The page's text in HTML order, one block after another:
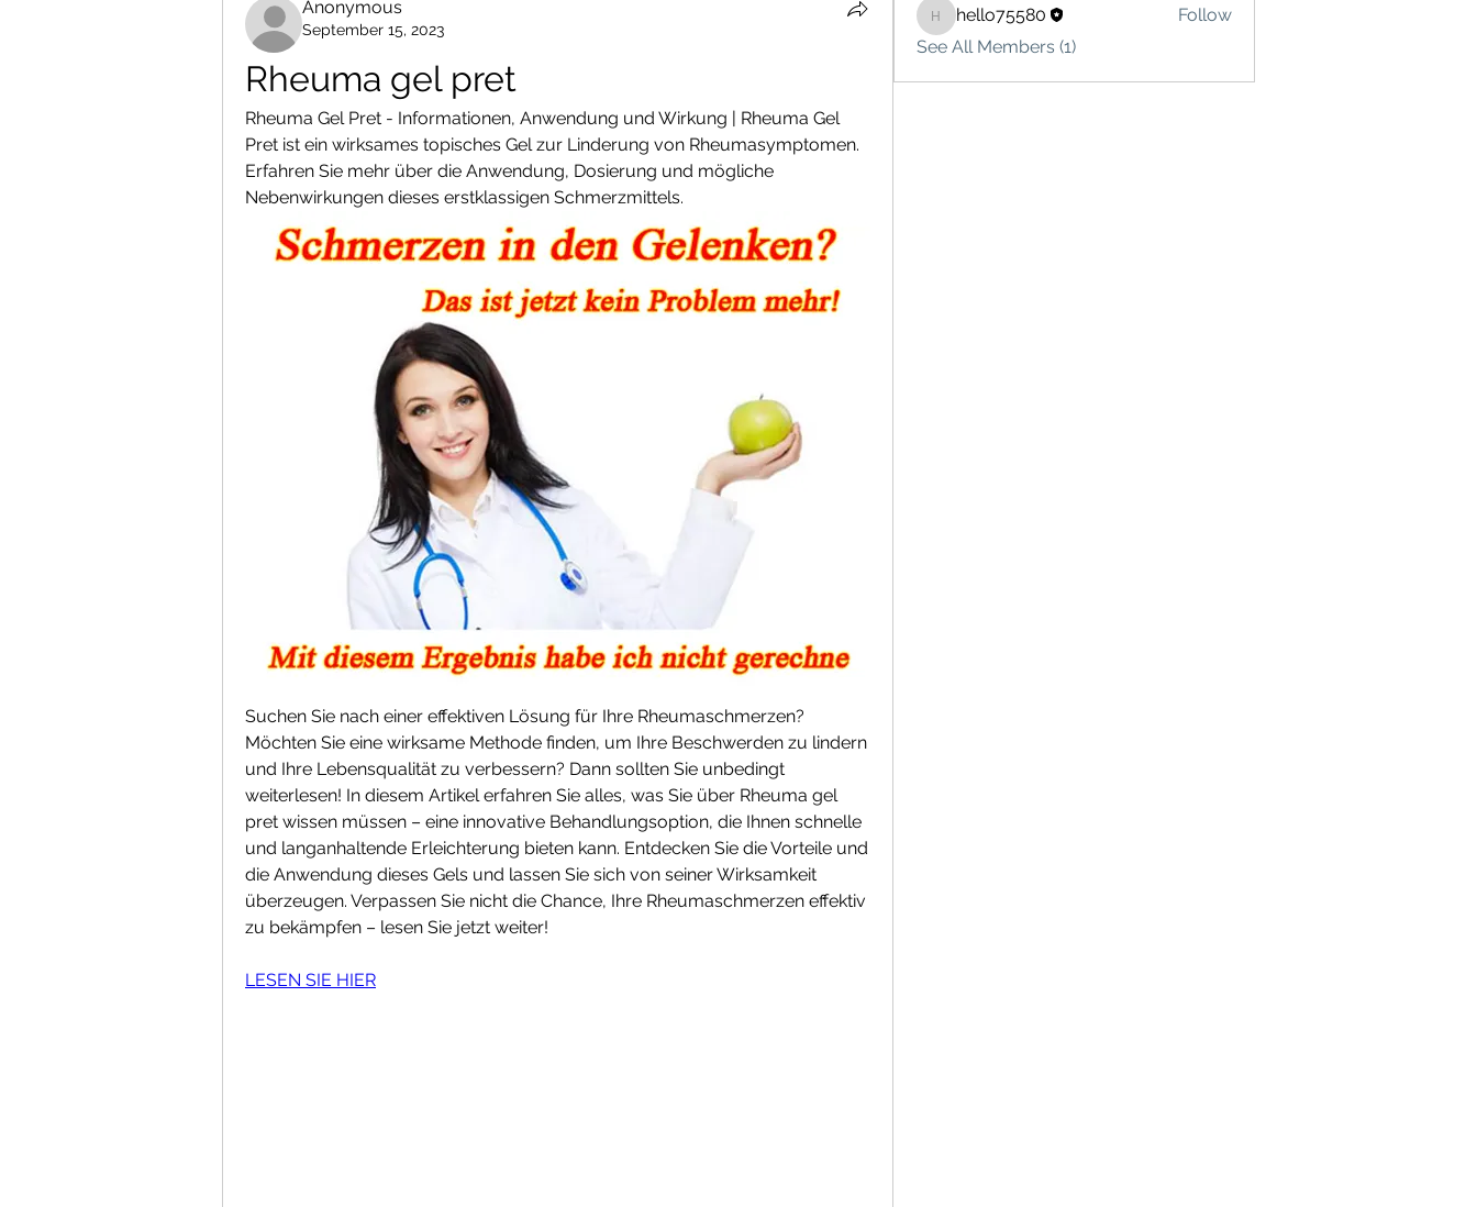
Anonymous
September 15, 2023
Rheuma gel pret
Rheuma Gel Pret - Informationen, Anwendung und Wirkung | Rheuma Gel
Pret ist ein wirksames topisches Gel zur Linderung von Rheumasymptomen.
Erfahren Sie mehr über die Anwendung, Dosierung und mögliche
Nebenwirkungen dieses erstklassigen Schmerzmittels.
Suchen Sie nach einer effektiven Lösung für Ihre Rheumaschmerzen?
Möchten Sie eine wirksame Methode finden, um Ihre Beschwerden zu lindern
und Ihre Lebensqualität zu verbessern? Dann sollten Sie unbedingt
weiterlesen! In diesem Artikel erfahren Sie alles, was Sie über Rheuma gel
pret wissen müssen – eine innovative Behandlungsoption, die Ihnen schnelle
und langanhaltende Erleichterung bieten kann. Entdecken Sie die Vorteile und
die Anwendung dieses Gels und lassen Sie sich von seiner Wirksamkeit
überzeugen. Verpassen Sie nicht die Chance, Ihre Rheumaschmerzen effektiv
zu bekämpfen – lesen Sie jetzt weiter!
LESEN SIE HIER
hello75580
hello75580
Follow
See All Members (1)